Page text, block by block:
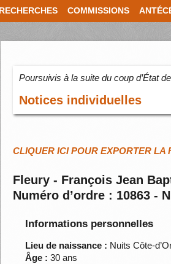
RECHERCHES COMMISSIONS
Poursuivis à la suite du coup d’État
Notices individuelles
CLIQUER ICI POUR EXPORTER LA
Fleury - François Jean
Numéro d’ordre : 10863 -
Informations personnelles
Lieu de naissance : Nuits Côte-
Âge : 30 ans